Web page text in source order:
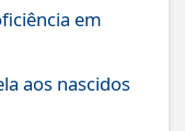
em
aos nascidos